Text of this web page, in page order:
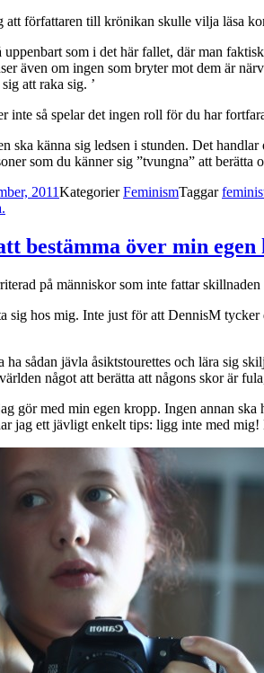
författaren till krönikan skulle vilja läsa
som i det här fallet, där man
även om ingen som bryter mot dem är
att raka sig. ’
inte så spelar det ingen roll för du har
ska känna sig ledsen i stunden. Det
som du känner sig ”tvungna” att berätta
2011KategorierFeminismTaggar
bestämma över min
på människor som inte fattar
sig hos mig. Inte just för att DennisM
sådan jävla åsiktstourettes och lära sig
något att berätta att någons skor är
gör med min egen kropp. Ingen annan
jag ett jävligt enkelt tips: ligg inte med